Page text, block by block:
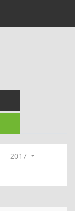
2017